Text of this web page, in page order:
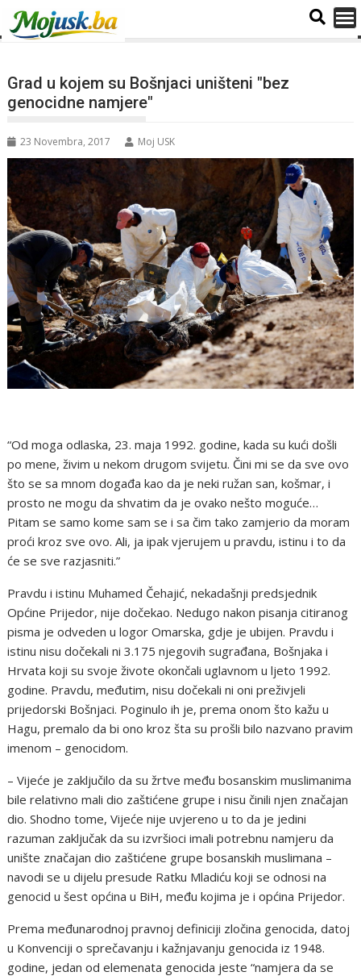
Grad u kojem su Bošnjaci uništeni "bez
genocidne namjere"
23 Novembra, 2017 Moj USK
“Od moga odlaska, 23. maja 1992. godine, kada su kući došli
po mene, živim u nekom drugom svijetu. Čini mi se da sve ovo
što se sa mnom događa kao da je neki ružan san, košmar, i
prosto ne mogu da shvatim da je ovako nešto moguće…
Pitam se samo kome sam se i sa čim tako zamjerio da moram
proći kroz sve ovo. Ali, ja ipak vjerujem u pravdu, istinu i to da
će se sve razjasniti.”
Pravdu i istinu Muhamed Čehajić, nekadašnji predsjednik
Općine Prijedor, nije dočekao. Nedugo nakon pisanja citiranog
pisma je odveden u logor Omarska, gdje je ubijen. Pravdu i
istinu nisu dočekali ni 3.175 njegovih sugrađana, Bošnjaka i
Hrvata koji su svoje živote okončali uglavnom u ljeto 1992.
godine. Pravdu, međutim, nisu dočekali ni oni preživjeli
prijedorski Bošnjaci. Poginulo ih je, prema onom što kažu u
Hagu, premalo da bi ono kroz šta su prošli bilo nazvano pravim
imenom – genocidom.
– Vijeće je zaključilo da su žrtve među bosanskim muslimanima
bile relativno mali dio zaštićene grupe i nisu činili njen značajan
dio. Shodno tome, Vijeće nije uvjereno u to da je jedini
razuman zaključak da su izvršioci imali potrebnu namjeru da
unište značajan dio zaštićene grupe bosanskih muslimana –
navodi se u dijelu presude Ratku Mladiću koji se odnosi na
genocid u šest općina u BiH, među kojima je i općina Prijedor.
Prema međunarodnoj pravnoj definiciji zločina genocida, datoj
u Konvenciji o sprečavanju i kažnjavanju genocida iz 1948.
godine, jedan od elemenata genocida jeste “namjera da se